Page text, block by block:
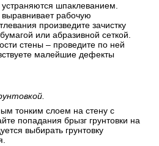
шпаклеванием.
рабочую
произведите зачистку
или абразивной сеткой.
стены – проведите по ней
малейшие дефекты
тонким слоем на стену с
попадания брызг грунтовки на
выбирать грунтовку